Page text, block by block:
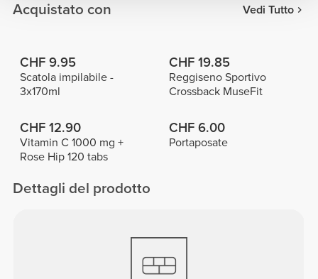
Acquistato con Vedi Tutto
CHF 9.95
Scatola impilabile -
3x170ml
CHF 19.85
Reggiseno Sportivo
Crossback MuseFit
CHF 12.90
Vitamin C 1000 mg +
Rose Hip 120 tabs
CHF 6.00
Portaposate
Dettagli del prodotto